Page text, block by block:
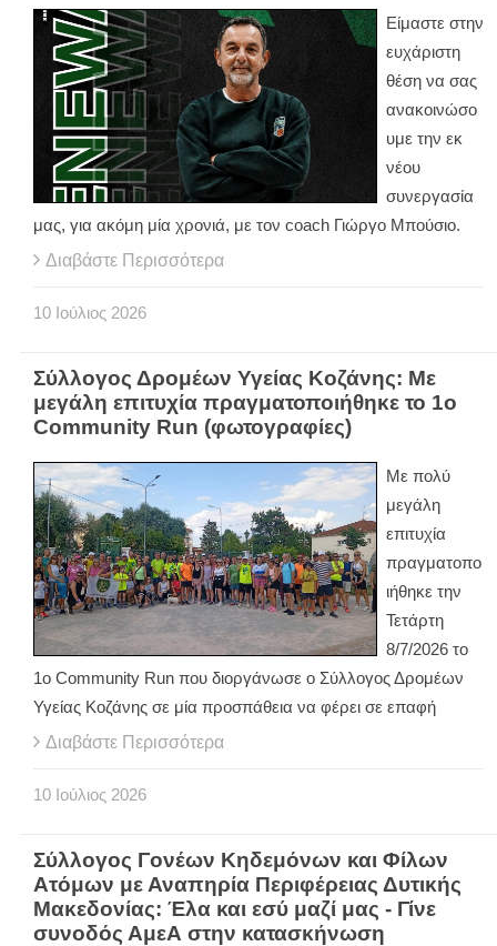
Είμαστε στην
ευχάριστη
θέση να σας
ανακοινώσο
υμε την εκ
νέου
συνεργασία
μας, για ακόμη μία χρονιά, με τον coach Γιώργο Μπούσιο.
Διαβάστε Περισσότερα
10 Ιούλιος 2026
Σύλλογος Δρομέων Υγείας Κοζάνης: Με
μεγάλη επιτυχία πραγματοποιήθηκε το 1ο
Community Run (φωτογραφίες)
Με πολύ
μεγάλη
επιτυχία
πραγματοπο
ιήθηκε την
Τετάρτη
8/7/2026 το
1ο Community Run που διοργάνωσε ο Σύλλογος Δρομέων
Υγείας Κοζάνης σε μία προσπάθεια να φέρει σε επαφή
Διαβάστε Περισσότερα
10 Ιούλιος 2026
Σύλλογος Γονέων Κηδεμόνων και Φίλων
Ατόμων με Αναπηρία Περιφέρειας Δυτικής
Μακεδονίας: Έλα και εσύ μαζί μας - Γίνε
συνοδός ΑμεΑ στην κατασκήνωση